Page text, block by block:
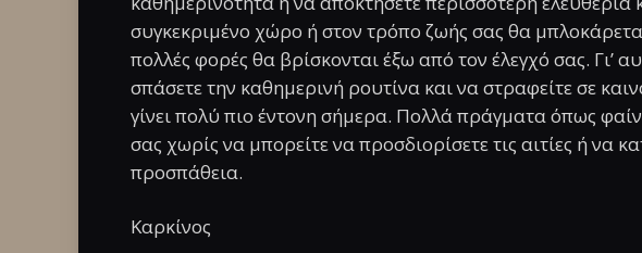
συγκεκριμένο χώρο ή στον τρόπο ζωής σας θα
πολλές φορές θα βρίσκονται έξω από τον έλεγχό σας. Γι’
σπάσετε την καθημερινή ρουτίνα και να στραφείτε σε
γίνει πολύ πιο έντονη σήμερα. Πολλά πράγματα όπως
σας χωρίς να μπορείτε να προσδιορίσετε τις αιτίες ή να
προσπάθεια.
Καρκίνος